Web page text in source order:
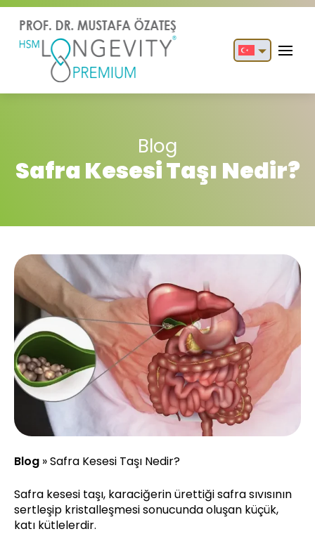
Blog
Safra Kesesi Taşı Nedir?
Blog »Safra Kesesi Taşı Nedir?
Safra kesesi taşı, karaciğerin ürettiği safra sıvısının
sertleşip kristalleşmesi sonucunda oluşan küçük,
katı kütlelerdir.